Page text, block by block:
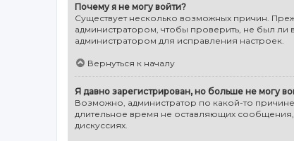
Почему я не могу войти?
Существует несколько возможных причин.
администратором, чтобы проверить, не был
администратором для исправления настроек.
Вернуться к началу
Я давно зарегистрирован, но больше не могу
Возможно, администратор по какой-то
длительное время не оставляющих сообщения,
дискуссиях.